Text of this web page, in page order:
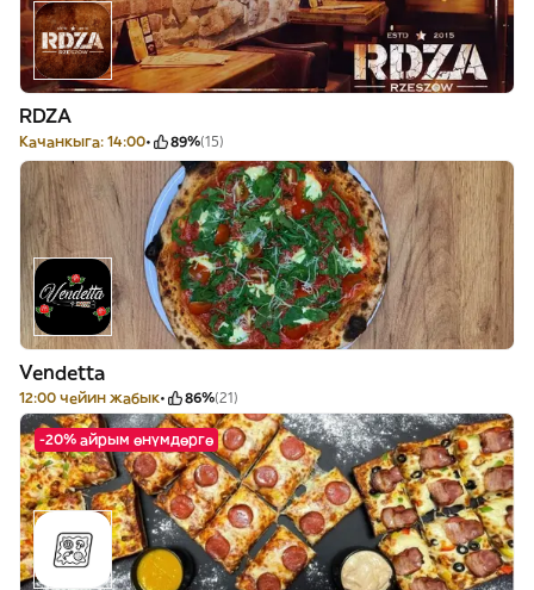
RDZA
Качанкыга: 14:00 89%(15)
Vendetta
12:00 чейин жабык 86%(21)
-20% айрым өнүмдөргө